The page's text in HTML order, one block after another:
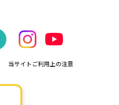
当サイトご利用上の注意